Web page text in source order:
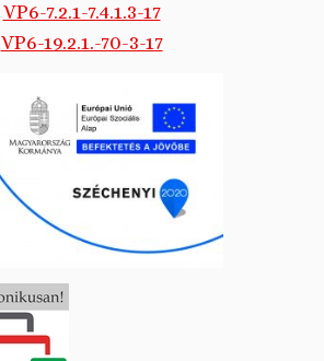
VP6-7.2.1-7.4.1.3-17
VP6-19.2.1.-70-3-17